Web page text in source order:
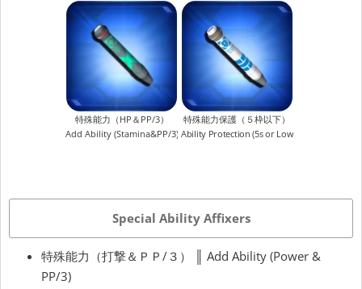
特殊能力（HP＆PP/3）
Add Ability (Stamina&PP/3)
特殊能力保護（５枠以下）
Ability Protection (5s or Lower)
Special Ability Affixers
特殊能力（打撃＆ＰＰ/３） ║ Add Ability (Power &
PP/3)